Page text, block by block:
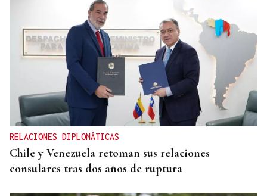
RELACIONES DIPLOMÁTICAS
Chile y Venezuela retoman sus relaciones
consulares tras dos años de ruptura